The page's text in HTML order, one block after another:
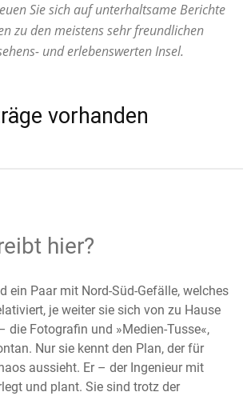
Sie sich auf unterhaltsame Berichte
zu den meistens sehr freundlichen
und erlebenswerten Insel.
vorhanden
hier?
ein Paar mit Nord-Süd-Gefälle, welches
je weiter sie sich von zu Hause
die Fotografin und »Medien-Tusse«,
Nur sie kennt den Plan, der für
aussieht. Er – der Ingenieur mit
und plant. Sie sind trotz der